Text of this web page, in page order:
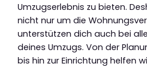
Umzugserlebnis zu bieten.
nicht nur um die
unterstützen dich auch bei
deines Umzugs. Von der
bis hin zur Einrichtung helfen